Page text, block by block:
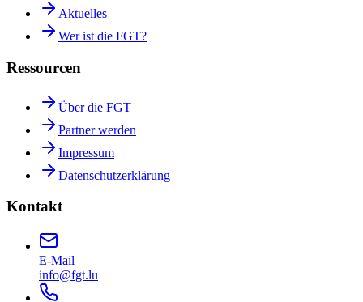
Aktuelles
Wer ist die FGT?
Ressourcen
Über die FGT
Partner werden
Impressum
Datenschutzerklärung
Kontakt
E-Mail
info@fgt.lu